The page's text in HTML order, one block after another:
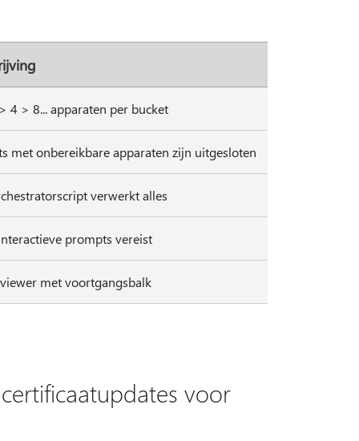
4 > 8... apparaten per bucket
met onbereikbare apparaten zijn uitgesloten
verwerkt alles
prompts vereist
met voortgangsbalk
voor